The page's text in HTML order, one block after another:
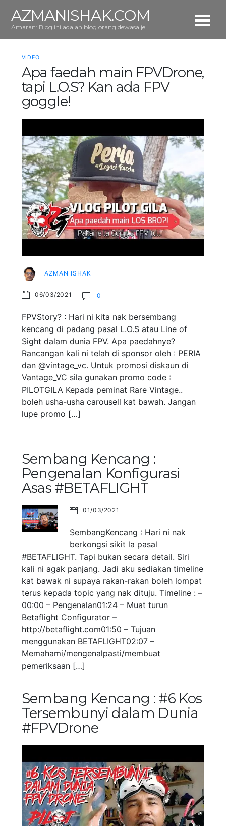
AZMANISHAK.COM
Amaran: Blog ini adalah blog orang dewasa je.
VIDEO
Apa faedah main FPVDrone,
tapi L.O.S? Kan ada FPV
goggle!
AZMAN ISHAK
06/03/2021 0
FPVStory? : Hari ni kita nak bersembang
kencang di padang pasal L.O.S atau Line of
Sight dalam dunia FPV. Apa paedahnye?
Rancangan kali ni telah di sponsor oleh : PERIA
dan @vintage_vc. Untuk promosi diskaun di
Vantage_VC sila gunakan promo code :
PILOTGILA Kepada peminat Rare Vintage..
boleh usha-usha carousell kat bawah. Jangan
lupe promo […]
Sembang Kencang :
Pengenalan Konfigurasi
Asas #BETAFLIGHT
01/03/2021
SembangKencang : Hari ni nak
berkongsi sikit la pasal
#BETAFLIGHT. Tapi bukan secara detail. Siri
kali ni agak panjang. Jadi aku sediakan timeline
kat bawak ni supaya rakan-rakan boleh lompat
terus kepada topic yang nak dituju. Timeline : –
00:00 – Pengenalan01:24 – Muat turun
Betaflight Configurator –
http://betaflight.com01:50 – Tujuan
menggunakan BETAFLIGHT02:07 –
Memahami/mengenalpasti/membuat
pemeriksaan […]
Sembang Kencang : #6 Kos
Tersembunyi dalam Dunia
#FPVDrone